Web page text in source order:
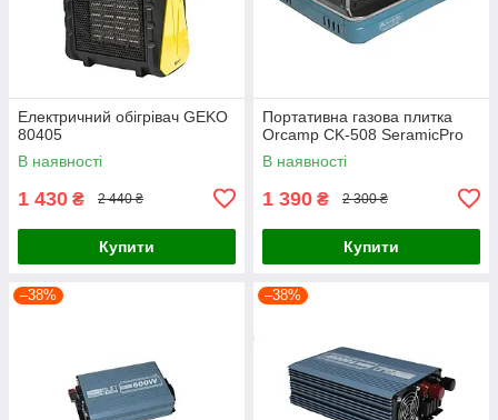
Електричний обігрівач GEKO
80405
В наявності
1 430 ₴ 2 440 ₴
Купити
Портативна газова плитка
Orcamp CK-508 SeramicPro
В наявності
1 390 ₴ 2 300 ₴
Купити
–38% –38%